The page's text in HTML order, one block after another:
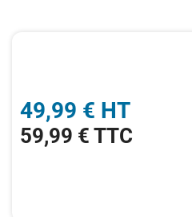
49,99 € HT
59,99 € TTC